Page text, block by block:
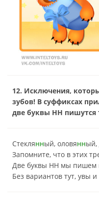
12. Исключения,
зубов! В суффиксах
две буквы НН пишутся
Стеклянный, оловянный,
Запомните, что в этих
Две буквы НН мы пишем
Без вариантов тут, увы и